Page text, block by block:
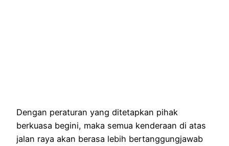
Dengan peraturan yang ditetapkan pihak
berkuasa begini, maka semua kenderaan di atas
jalan raya akan berasa lebih bertanggungjawab